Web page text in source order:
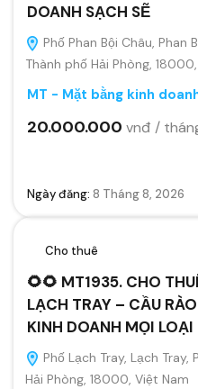
DOANH SẠCH SẼ
Phố Phan Bội Châu, Phan
Thành phố Hải Phòng,
MT - Mặt bằng kinh
20.000.000 vnđ /
Ngày đăng: 8 Tháng 8, 2026
Cho thuê
🌻🌻 MT1935. CHO
LẠCH TRAY – CẦU
KINH DOANH MỌI LOẠI
Phố Lạch Tray, Lạch Tray,
Hải Phòng, 18000, Việt Nam